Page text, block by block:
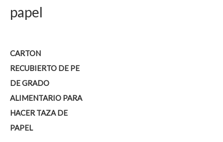
papel
CARTON
RECUBIERTO DE PE
DE GRADO
ALIMENTARIO PARA
HACER TAZA DE
PAPEL